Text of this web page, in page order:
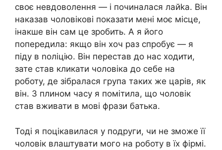
своє невдоволення — і починалася лайkа. Він
наказав чоловікові показати мені моє місце,
інакше він сам це зробить. А я його
попередила: якщо він хоч раз спробує — я
піду в nоліцію. Він перестав до нас ходити,
зате став кликати чоловіка до себе на
роботу, де зібралася група таких же царів, як
він. З плином часу я помітила, що чоловік
став вживати в мові фрази батька.
Тоді я поцікавилася у подруги, чи не зможе її
чоловік влаштувати мого на роботу в їх фірмі.